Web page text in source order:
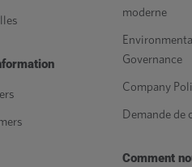
moderne
Governance
Company
Demande de
Comment